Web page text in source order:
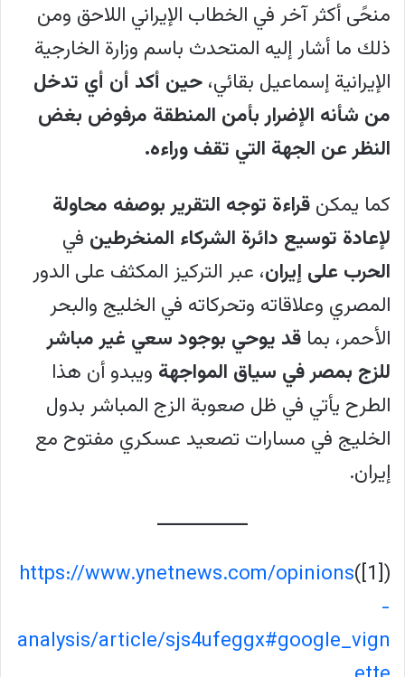
منحًى أكثر آخر في الخطاب الإيراني اللاحق ومن
ذلك ما أشار إليه المتحدث باسم وزارة الخارجية
الإيرانية إسماعيل بقائي، حين أكد أن أي تدخل
من شأنه الإضرار بأمن المنطقة مرفوض بغض
النظر عن الجهة التي تقف وراءه.
كما يمكن قراءة توجه التقرير بوصفه محاولة
لإعادة توسيع دائرة الشركاء المنخرطين في
الحرب على إيران، عبر التركيز المكثف على الدور
المصري وعلاقاته وتحركاته في الخليج والبحر
الأحمر، بما قد يوحي بوجود سعي غير مباشر
للزج بمصر في سياق المواجهة ويبدو أن هذا
الطرح يأتي في ظل صعوبة الزج المباشر بدول
الخليج في مسارات تصعيد عسكري مفتوح مع
إيران.
([1])
https://www.ynetnews.com/opinions
-
analysis/article/sjs4ufeggx#google_vign